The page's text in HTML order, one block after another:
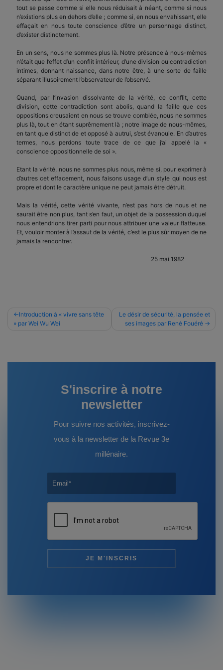
tout se passe comme si elle nous réduisait à néant, comme si nous
n’existions plus en dehors d’elle ; comme si, en nous envahissant, elle
effaçait en nous toute conscience d’être un personnage distinct,
d’exister distinctement.
En un sens, nous ne sommes plus là. Notre présence à nous-mêmes
n’était que l’effet d’un conflit intérieur, d’une division ou contradiction
intimes, donnant naissance, dans notre être, à une sorte de faille
séparant illusoirement l’observateur de l’observé.
Quand, par l’invasion dissolvante de la vérité, ce conflit, cette
division, cette contradiction sont abolis, quand la faille que ces
oppositions creusaient en nous se trouve comblée, nous ne sommes
plus là, tout en étant suprêmement là ; notre image de nous-mêmes,
en tant que distinct de et opposé à autrui, s’est évanouie. En d’autres
termes, nous perdons toute trace de ce que j’ai appelé la «
conscience oppositionnelle de soi ».
Etant la vérité, nous ne sommes plus nous, même si, pour exprimer à
d’autres cet effacement, nous faisons usage d’un style qui nous est
propre et dont le caractère unique ne peut jamais être détruit.
Mais la vérité, cette vérité vivante, n’est pas hors de nous et ne
saurait être non plus, tant s’en faut, un objet de la possession duquel
nous entendrions tirer parti pour nous attribuer une valeur flatteuse.
Et, vouloir monter à l’assaut de la vérité, c’est le plus sûr moyen de ne
jamais la rencontrer.
25 mai 1982
Navigation
de
Introduction à « vivre sans tête
» par Wei Wu Wei
Le désir de sécurité, la pensée et
ses images par René Fouéré
S'inscrire à notre
newsletter
Pour suivre nos activités, inscrivez-
vous à la newsletter de la Revue 3e
millénaire.